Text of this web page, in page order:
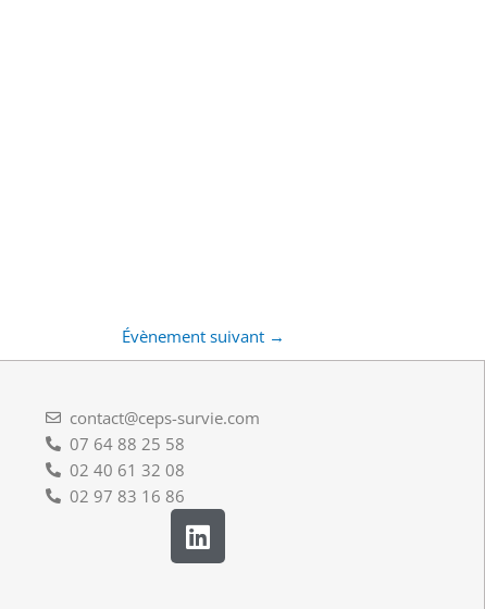
Évènement suivant →
contact@ceps-survie.com
07 64 88 25 58
02 40 61 32 08
02 97 83 16 86
L
i
n